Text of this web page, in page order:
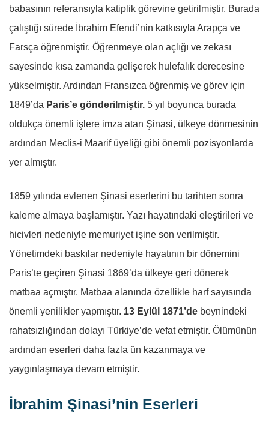
babasının referansıyla katiplik görevine getirilmiştir. Burada
çalıştığı sürede İbrahim Efendi’nin katkısıyla Arapça ve
Farsça öğrenmiştir. Öğrenmeye olan açlığı ve zekası
sayesinde kısa zamanda gelişerek hulefalık derecesine
yükselmiştir. Ardından Fransızca öğrenmiş ve görev için
1849’da Paris’e gönderilmiştir. 5 yıl boyunca burada
oldukça önemli işlere imza atan Şinasi, ülkeye dönmesinin
ardından Meclis-i Maarif üyeliği gibi önemli pozisyonlarda
yer almıştır.
1859 yılında evlenen Şinasi eserlerini bu tarihten sonra
kaleme almaya başlamıştır. Yazı hayatındaki eleştirileri ve
hicivleri nedeniyle memuriyet işine son verilmiştir.
Yönetimdeki baskılar nedeniyle hayatının bir dönemini
Paris’te geçiren Şinasi 1869’da ülkeye geri dönerek
matbaa açmıştır. Matbaa alanında özellikle harf sayısında
önemli yenilikler yapmıştır. 13 Eylül 1871’de beynindeki
rahatsızlığından dolayı Türkiye’de vefat etmiştir. Ölümünün
ardından eserleri daha fazla ün kazanmaya ve
yaygınlaşmaya devam etmiştir.
İbrahim Şinasi’nin Eserleri